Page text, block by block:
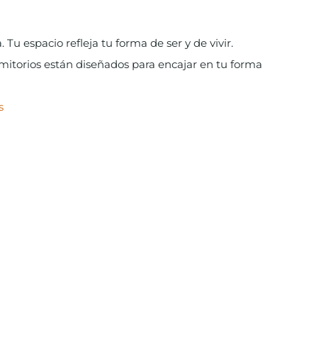
Tu espacio refleja tu forma de ser y de vivir.
están diseñados para encajar en tu forma